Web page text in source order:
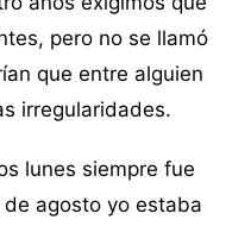
pero no se llamó
que entre alguien
irregularidades.
lunes siempre fue
agosto yo estaba